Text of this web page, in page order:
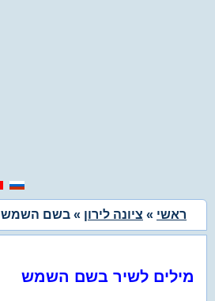
ראשי » ציונה לירון » בשם השמש
מילים לשיר בשם השמש